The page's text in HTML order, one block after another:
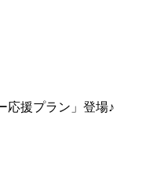
応援プラン」登場♪